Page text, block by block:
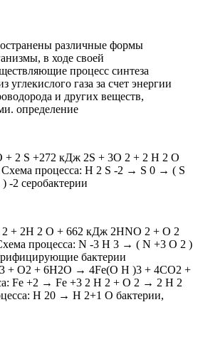
различные формы
в ходе своей
процесс синтеза
углекислого газа за счет энергии
и других веществ,
определение
2 S +272 кДж 2S + 3O 2 + 2 H 2 O
процесса: H 2 S -2 → S 0 → ( S
-2 серобактерии
+ 2H 2 O + 662 кДж 2HNO 2 + O 2
процесса: N -3 H 3 → ( N +3 O 2 )
бактерии
+ O2 + 6H2O → 4Fe(O Н )3 + 4CO2 +
Fe +2 → Fe +3 2 H 2 + O 2 → 2 H 2
H 20 → H 2+1 O бактерии,